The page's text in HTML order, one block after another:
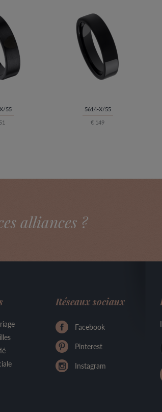
55
5614-X/55
€ 149
alliances ?
Réseaux sociaux
Facebook
Pinterest
Instagram